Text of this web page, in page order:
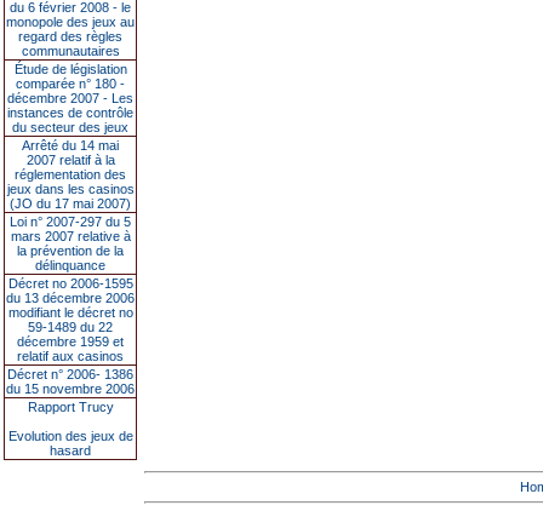
du 6 février 2008 - le
monopole des jeux au
regard des règles
communautaires
Étude de législation
comparée n° 180 -
décembre 2007 - Les
instances de contrôle
du secteur des jeux
Arrêté du 14 mai
2007 relatif à la
réglementation des
jeux dans les casinos
(JO du 17 mai 2007)
Loi n° 2007-297 du 5
mars 2007 relative à
la prévention de la
délinquance
Décret no 2006-1595
du 13 décembre 2006
modifiant le décret no
59-1489 du 22
décembre 1959 et
relatif aux casinos
Décret n° 2006- 1386
du 15 novembre 2006
Rapport Trucy
Evolution des jeux de
hasard